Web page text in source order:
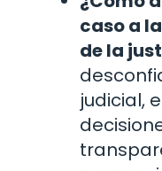
caso a
de la
judicial,